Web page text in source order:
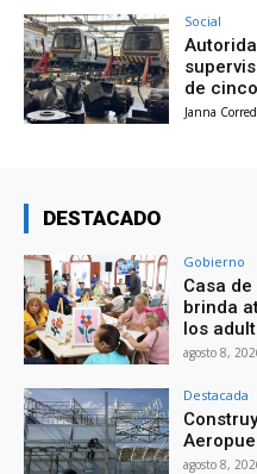
Social
de
Janna
DESTACADO
Gobierno
Casa
brinda
los
agosto 8,
Destacada
agosto 8,